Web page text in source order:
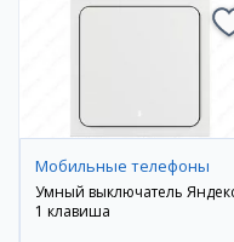
Мобильные телефоны
Умный выключатель
1 клавиша